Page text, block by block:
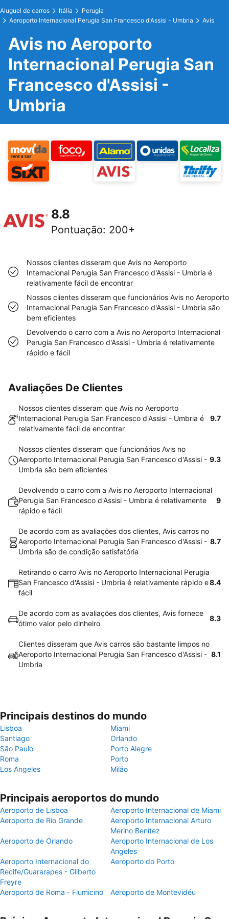
Aluguel de carros Itália
Perugia
Aeroporto Internacional Perugia San Francesco d'Assisi - Umbria
Avis
Avis no Aeroporto
Internacional Perugia San
Francesco d'Assisi -
Umbria
8.8
Pontuação: 200+
Nossos clientes disseram que Avis no Aeroporto
Internacional Perugia San Francesco d'Assisi - Umbria é
relativamente fácil de encontrar
Nossos clientes disseram que funcionários Avis no Aeroporto
Internacional Perugia San Francesco d'Assisi - Umbria são
bem eficientes
Devolvendo o carro com a Avis no Aeroporto Internacional
Perugia San Francesco d'Assisi - Umbria é relativamente
rápido e fácil
Avaliações De Clientes
Nossos clientes disseram que Avis no Aeroporto
Internacional Perugia San Francesco d'Assisi - Umbria é
relativamente fácil de encontrar
9.7
Nossos clientes disseram que funcionários Avis no
Aeroporto Internacional Perugia San Francesco d'Assisi -
Umbria são bem eficientes
9.3
Devolvendo o carro com a Avis no Aeroporto Internacional
Perugia San Francesco d'Assisi - Umbria é relativamente
rápido e fácil
9
De acordo com as avaliações dos clientes, Avis carros no
Aeroporto Internacional Perugia San Francesco d'Assisi -
Umbria são de condição satisfatória
8.7
Retirando o carro Avis no Aeroporto Internacional Perugia
San Francesco d'Assisi - Umbria é relativamente rápido e
fácil
8.4
De acordo com as avaliações dos clientes, Avis fornece
ótimo valor pelo dinheiro
8.3
Clientes disseram que Avis carros são bastante limpos no
Aeroporto Internacional Perugia San Francesco d'Assisi -
Umbria
8.1
Principais destinos do mundo
Lisboa
Miami
Santiago
Orlando
São Paulo
Porto Alegre
Roma
Porto
Los Angeles
Milão
Principais aeroportos do mundo
Aeroporto de Lisboa
Aeroporto Internacional de Miami
Aeroporto de Rio Grande
Aeroporto Internacional Arturo
Merino Benítez
Aeroporto de Orlando
Aeroporto Internacional de Los
Angeles
Aeroporto Internacional do
Recife/Guararapes - Gilberto
Freyre
Aeroporto do Porto
Aeroporto de Roma - Fiumicino Aeroporto de Montevidéu